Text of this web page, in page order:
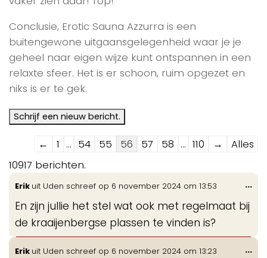
Conclusie, Erotic Sauna Azzurra is een
buitengewone uitgaansgelegenheid waar je je
geheel naar eigen wijze kunt ontspannen in een
relaxte sfeer. Het is er schoon, ruim opgezet en
niks is er te gek.
Navigatie
door
de
gastenboek-
lijst
← 1 ... 54 55 56 57 58 ... 110 →
Alles
10917 berichten.
Erik uit Uden schreef op 6 november 2024 om 13:53
En zijn jullie het stel wat ook met regelmaat bij
de kraaijenbergse plassen te vinden is?
...
Erik uit Uden schreef op 6 november 2024 om 13:23 ...